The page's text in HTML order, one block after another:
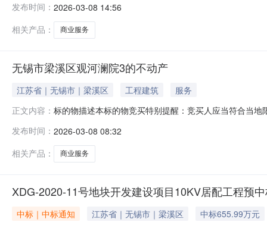
后，按票据退还土地出让金或者二次过户的税费，如涉
负责清场交付。具体现场状况以实际为准，未标明的
发布时间： 2026-03-08 14:56
相关产品：
商业服务
无锡市梁溪区观河澜院3的不动产
江苏省｜无锡市｜梁溪区 工程建筑
服务
正文内容： 标的物描述本标的物竞买特别提醒：竞买人应当符合当
后，按票据退还土地出让金或者二次过户的税费，如涉
负责清场交付。具体现场状况以实际为准，未标明的
发布时间： 2026-03-08 08:32
相关产品：
商业服务
XDG-2020-11号地块开发建设项目10KV居配工程预
中标｜中标通知 江苏省｜无锡市｜梁溪区
中标655.99万元